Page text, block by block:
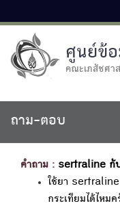
ศูนย์ข้
คณะเภสัชศา
ถาม-ตอบ
คำถาม : sertraline กับ
ใช้ยา
กระเทียมได้ไหมค